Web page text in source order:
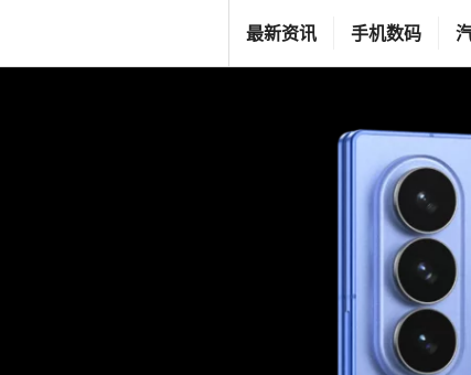
内
G
最新资讯 手机数码